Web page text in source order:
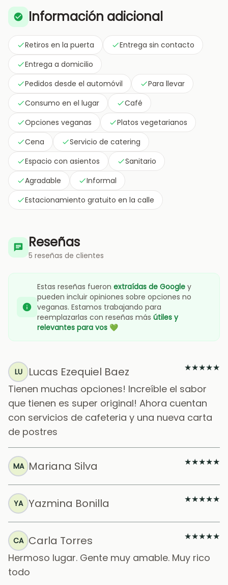
Información adicional
Retiros en la puerta
Entrega sin contacto
Entrega a domicilio
Pedidos desde el automóvil
Para llevar
Consumo en el lugar
Café
Opciones veganas
Platos vegetarianos
Cena
Servicio de catering
Espacio con asientos
Sanitario
Agradable
Informal
Estacionamiento gratuito en la calle
Reseñas
5 reseñas de clientes
Estas reseñas fueron extraídas de Google y
pueden incluir opiniones sobre opciones no
veganas. Estamos trabajando para
reemplazarlas con reseñas más útiles y
relevantes para vos 💚
LU Lucas Ezequiel Baez ★★★★★
Tienen muchas opciones! Increíble el sabor
que tienen es super original! Ahora cuentan
con servicios de cafeteria y una nueva carta
de postres
MA Mariana Silva ★★★★★
YA Yazmina Bonilla ★★★★★
CA Carla Torres ★★★★★
Hermoso lugar. Gente muy amable. Muy rico
todo